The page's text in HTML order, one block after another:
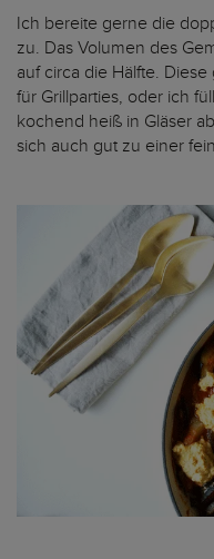
Ich bereite gerne die
zu. Das Volumen des
auf circa die Hälfte.
für Grillparties, oder ich
kochend heiß in Gläser
sich auch gut zu einer